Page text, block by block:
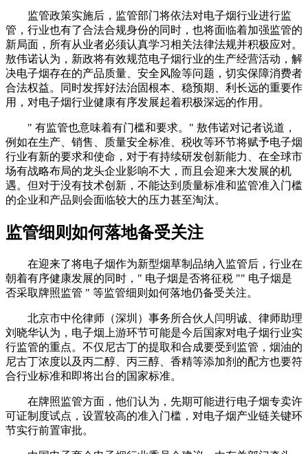
监管政策实施后，监管部门将依法对电子烟行业进行监
管，行业也有了合法合规身份的同时，也将面临着加强监管的
新局面，所有从业者必须认真学习相关法律法规并积极应对。
敖伟诺认为，新政将有效规范电子烟行业的生产经营活动，解
决电子烟存在的产品质量、安全风险等问题，切实保障消费者
合法权益。同时发挥好法治固根本、稳预期、利长远的重要作
用，对电子烟行业健康有序发展起着积极深远的作用。
" 有监管也意味着有门槛和要求。" 敖伟诺对记者说道，
例如在生产、销售、质量安全标准、税收等环节将赋予电子烟
行业有新的要求和使命，对于有持续研发创新能力、在全球市
场有战略布局的龙头企业影响不大，而且会迎来大发展的机
遇。但对于没有技术创新，不能达到质量标准和监管准入门槛
的企业和产品则会面临较大的压力甚至淘汰。
监管细则如何落地备受关注
在迎来了将电子烟作为新型烟草制品纳入监管后，行业在
朝着有序健康发展的同时，" 电子烟是否将征税 "" 电子烟是
否采取牌照监管 " 等监管细则如何落地仍备受关注。
北京市中伦律师（深圳）事务所合伙人闫明诚、律师助理
刘晓华认为，电子烟上游环节可能是今后国家对电子烟行业实
行监管的重点。不仅尼古丁的提取和合成要受到监管，烟油的
尼古丁浓度以及丙二醇、丙三醇、香精等添加剂的配方也要符
合行业标准和即将出台的国家标准。
在牌照监管方面，他们认为，先期可能进行电子烟专卖许
可证制度试点，设置较高的准入门槛，对电子烟产业链关键环
节实行前置审批。